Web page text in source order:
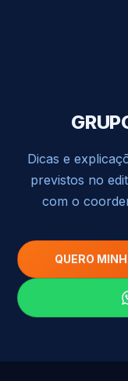
Dicas e
previstos no
com o
QUERO